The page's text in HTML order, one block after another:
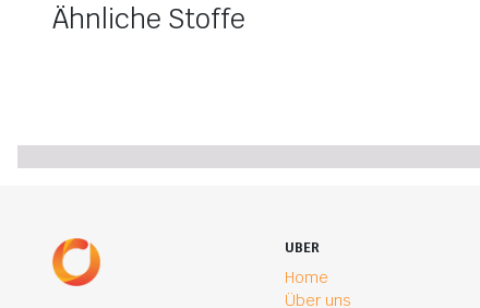
Ähnliche Stoffe
UBER
Home
Über uns